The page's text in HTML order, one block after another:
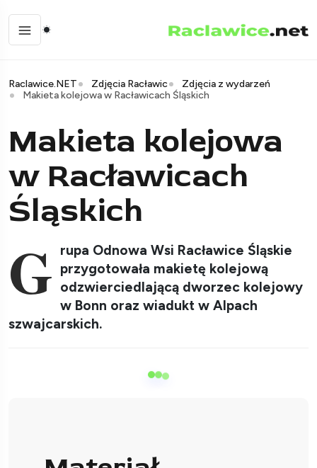
Raclawice.NET Zdjęcia Racławic
Zdjęcia z wydarzeń
Makieta kolejowa w Racławicach Śląskich
Makieta kolejowa
w Racławicach
Śląskich
G rupa Odnowa Wsi Racławice Śląskie
przygotowała makietę kolejową
odzwierciedlającą dworzec kolejowy
w Bonn oraz wiadukt w Alpach
szwajcarskich.